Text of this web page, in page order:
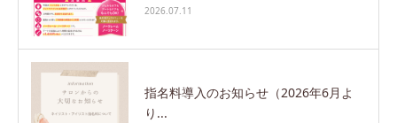
2026.07.11
指名料導入のお知らせ（2026年6月よ
り...